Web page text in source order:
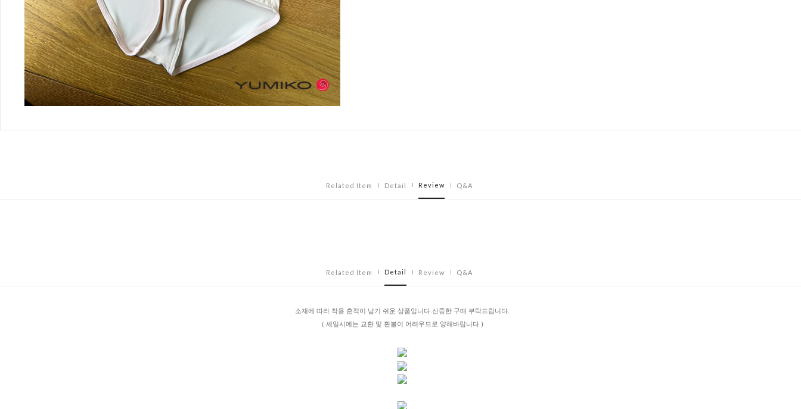
Related Item Detail Review Q&A
Related Item Detail Review Q&A
소재에 따라 착용 흔적이 남기 쉬운 상품입니다.신중한 구매 부탁드립니다.
( 세일시에는 교환 및 환불이 어려우므로 양해바랍니다 )